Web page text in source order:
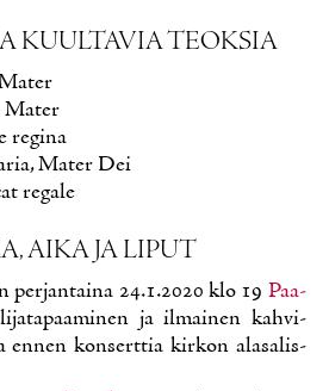
KUUL­TA­VIA TEOK­SIA
Ma­ter
re­gi­na
Ma­ter Dei
re­ga­le
AI­KA JA LI­PUT
per­jan­tai­na 24.1.2020 klo 19 Paa­
ja il­mai­nen kah­vi­
kon­sert­tia kir­kon ala­sa­lis­